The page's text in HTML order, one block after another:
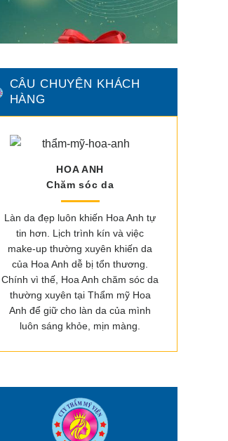
CÂU CHUYỆN KHÁCH
HÀNG
HOA ANH
Chăm sóc da
Làn da đẹp luôn khiến Hoa Anh tự
tin hơn. Lịch trình kín và việc
make-up thường xuyên khiến da
của Hoa Anh dễ bị tổn thương.
Chính vì thế, Hoa Anh chăm sóc da
thường xuyên tại Thẩm mỹ Hoa
Anh để giữ cho làn da của mình
luôn sáng khỏe, mịn màng.